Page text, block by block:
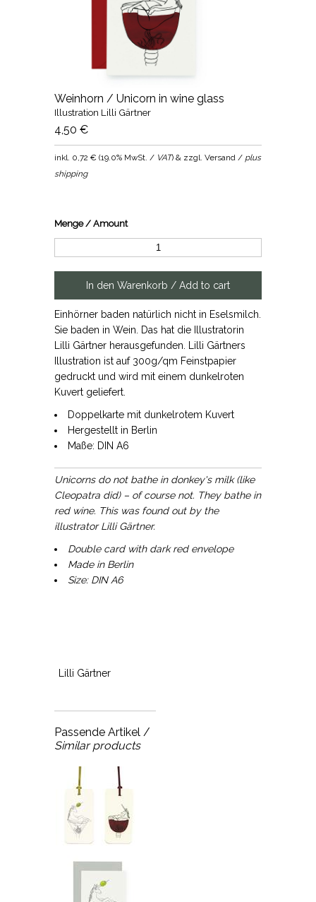
Weinhorn / Unicorn in wine glass
Illustration Lilli Gärtner
4,50 €
inkl. 0,72 € (19.0% MwSt. / VAT) & zzgl. Versand / plus
shipping
Menge / Amount
Einhörner baden natürlich nicht in Eselsmilch.
Sie baden in Wein. Das hat die Illustratorin
Lilli Gärtner herausgefunden. Lilli Gärtners
Illustration ist auf 300g/qm Feinstpapier
gedruckt und wird mit einem dunkelroten
Kuvert geliefert.
Doppelkarte mit dunkelrotem Kuvert
Hergestellt in Berlin
Maße: DIN A6
Unicorns do not bathe in donkey's milk (like
Cleopatra did) – of course not. They bathe in
red wine. This was found out by the
illustrator Lilli Gärtner.
Double card with dark red envelope
Made in Berlin
Size: DIN A6
Lilli Gärtner
Passende Artikel /
Similar products